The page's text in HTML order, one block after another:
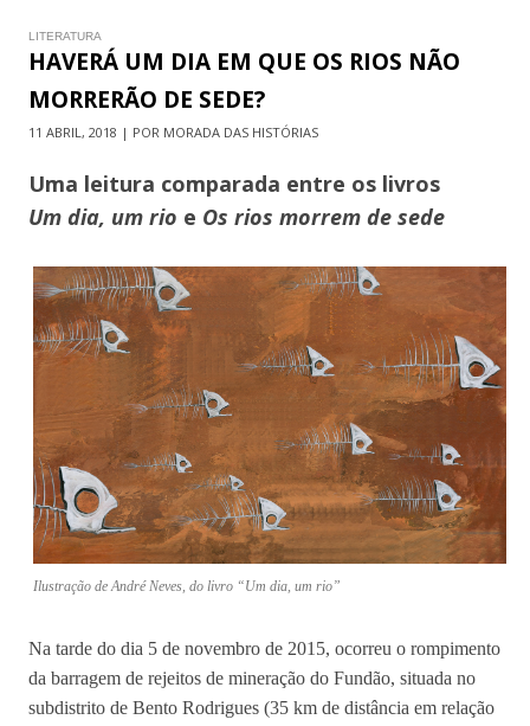
LITERATURA
HAVERÁ UM DIA EM QUE OS RIOS NÃO
MORRERÃO DE SEDE?
11 ABRIL, 2018 | POR MORADA DAS HISTÓRIAS
Uma leitura comparada entre os livros
Um dia, um rio e Os rios morrem de sede
Ilustração de André Neves, do livro “Um dia, um rio”
Na tarde do dia 5 de novembro de 2015, ocorreu o rompimento
da barragem de rejeitos de mineração do Fundão, situada no
subdistrito de Bento Rodrigues (35 km de distância em relação